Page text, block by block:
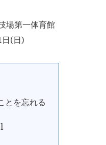
場第一体育館
日(日)
とを忘れる